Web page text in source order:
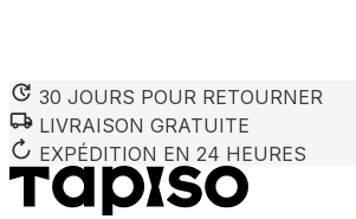
30 JOURS POUR RETOURNER
LIVRAISON GRATUITE
EXPÉDITION EN 24 HEURES
Nous utilisons des cookies pour
partenaires peuvent combiner
utilisation de leurs services.